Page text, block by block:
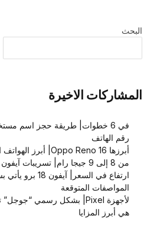
البحث
المشاركات الاخيرة
في 6 خطوات| طريقة حجز اسم
رقم الهاتف
أبرزها Oppo Reno 16| أبرز الهواتف المرتقبة في يوليو 2026
من 8 إلى 9 جيجا رام| تسريبات آيفون 18 الأساسي
المواصفات المتوقعة
هي أبرز المزايا